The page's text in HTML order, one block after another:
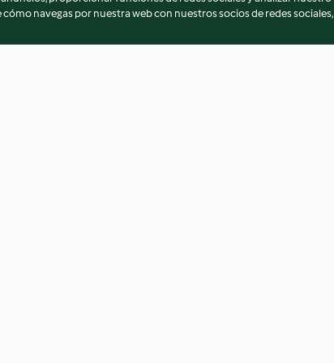
navegas por nuestra web con nuestros socios de redes sociales,